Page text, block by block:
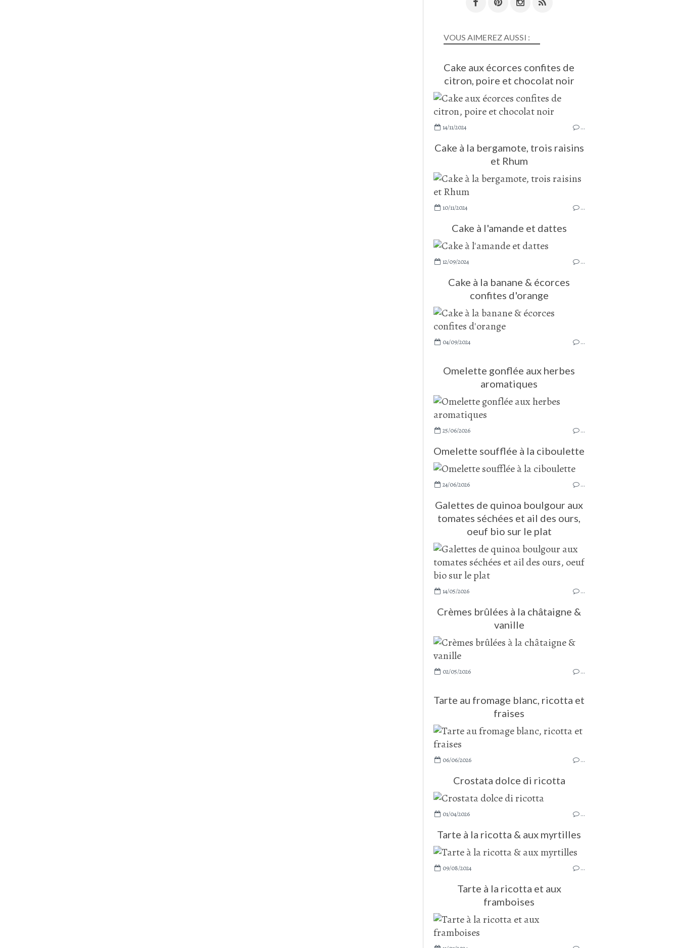
VOUS AIMEREZ AUSSI :
Cake aux écorces confites de
citron, poire et chocolat noir
14/11/2024 …
Cake à la bergamote, trois raisins
et Rhum
10/11/2024 …
Cake à l'amande et dattes
12/09/2024 …
Cake à la banane & écorces
confites d'orange
04/09/2024 …
Omelette gonflée aux herbes
aromatiques
25/06/2026 …
Omelette soufflée à la ciboulette
24/06/2026 …
Galettes de quinoa boulgour aux
tomates séchées et ail des ours,
oeuf bio sur le plat
14/05/2026 …
Crèmes brûlées à la châtaigne &
vanille
02/05/2026 …
Tarte au fromage blanc, ricotta et
fraises
06/06/2026 …
Crostata dolce di ricotta
01/04/2026 …
Tarte à la ricotta & aux myrtilles
09/08/2024 …
Tarte à la ricotta et aux
framboises